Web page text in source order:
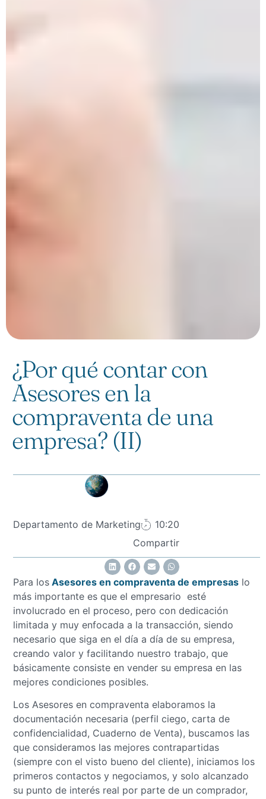
¿Por qué contar con
Asesores en la
compraventa de una
empresa? (II)
Departamento de Marketing
10:20
Compartir
Para los Asesores en compraventa de empresas lo
más importante es que el empresario esté
involucrado en el proceso, pero con dedicación
limitada y muy enfocada a la transacción, siendo
necesario que siga en el día a día de su empresa,
creando valor y facilitando nuestro trabajo, que
básicamente consiste en vender su empresa en las
mejores condiciones posibles.
Los Asesores en compraventa elaboramos la
documentación necesaria (perfil ciego, carta de
confidencialidad, Cuaderno de Venta), buscamos las
que consideramos las mejores contrapartidas
(siempre con el visto bueno del cliente), iniciamos los
primeros contactos y negociamos, y solo alcanzado
su punto de interés real por parte de un comprador,